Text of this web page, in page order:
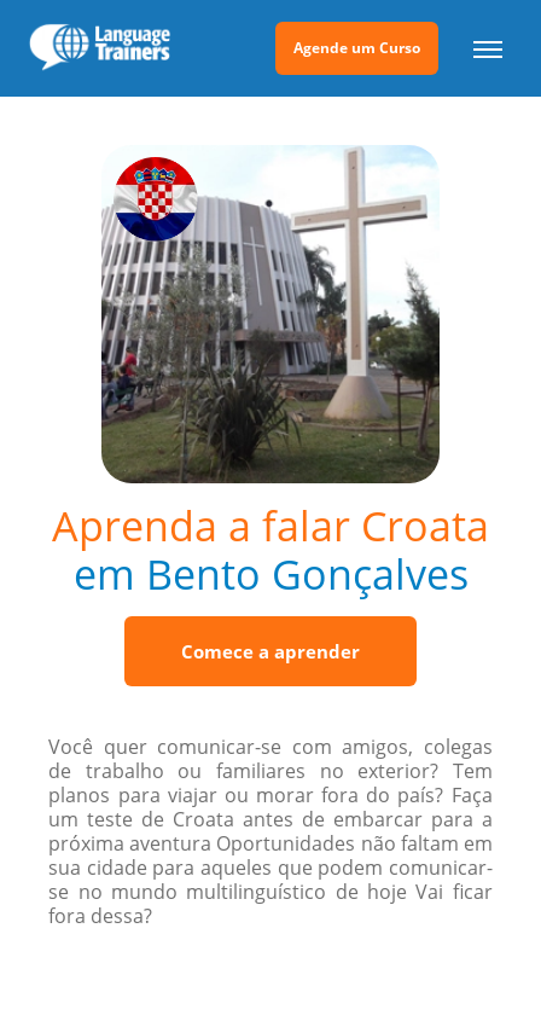
Agende um Curso
Aprenda a falar Croata
em Bento Gonçalves
Comece a aprender
Você quer comunicar-se com amigos, colegas
de trabalho ou familiares no exterior? Tem
planos para viajar ou morar fora do país? Faça
um teste de Croata antes de embarcar para a
próxima aventura Oportunidades não faltam em
sua cidade para aqueles que podem comunicar-
se no mundo multilinguístico de hoje Vai ficar
fora dessa?